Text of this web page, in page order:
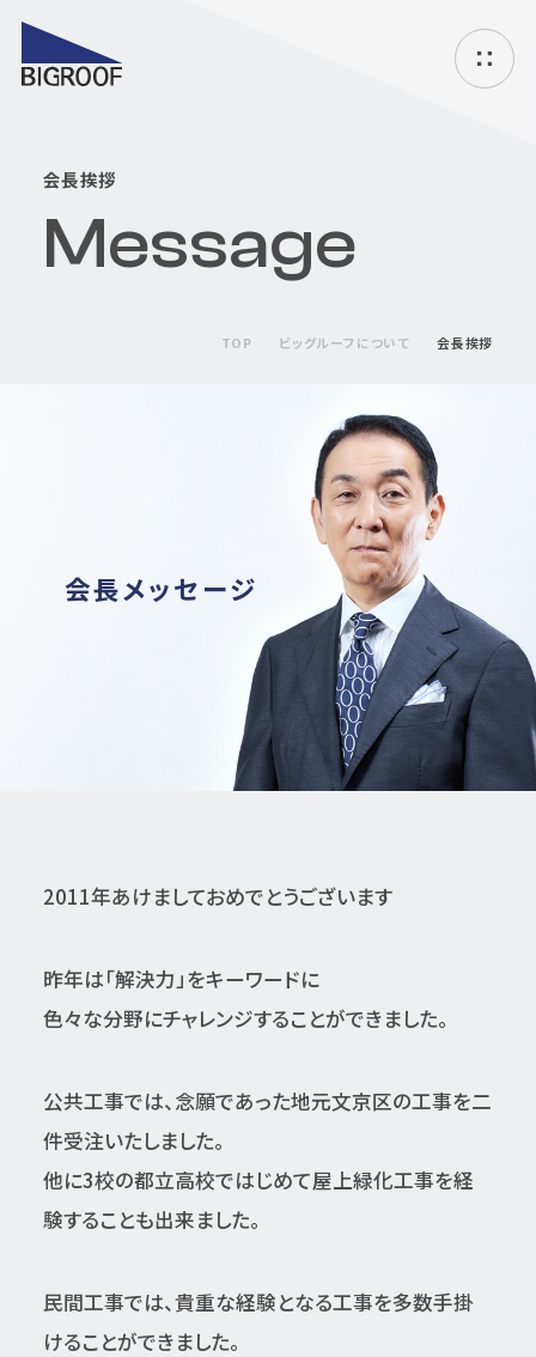
会長挨拶
Message
TOP ビッグルーフについて 会長挨拶
会長メッセージ
2011年あけましておめでとうございます
昨年は「解決力」をキーワードに
色々な分野にチャレンジすることができました。
公共工事では、念願であった地元文京区の工事を二
件受注いたしました。
他に3校の都立高校ではじめて屋上緑化工事を経
験することも出来ました。
民間工事では、貴重な経験となる工事を多数手掛
けることができました。